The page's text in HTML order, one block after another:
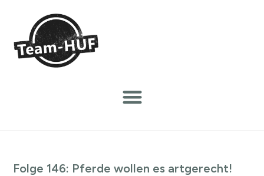
Folge 146: Pferde wollen es artgerecht!